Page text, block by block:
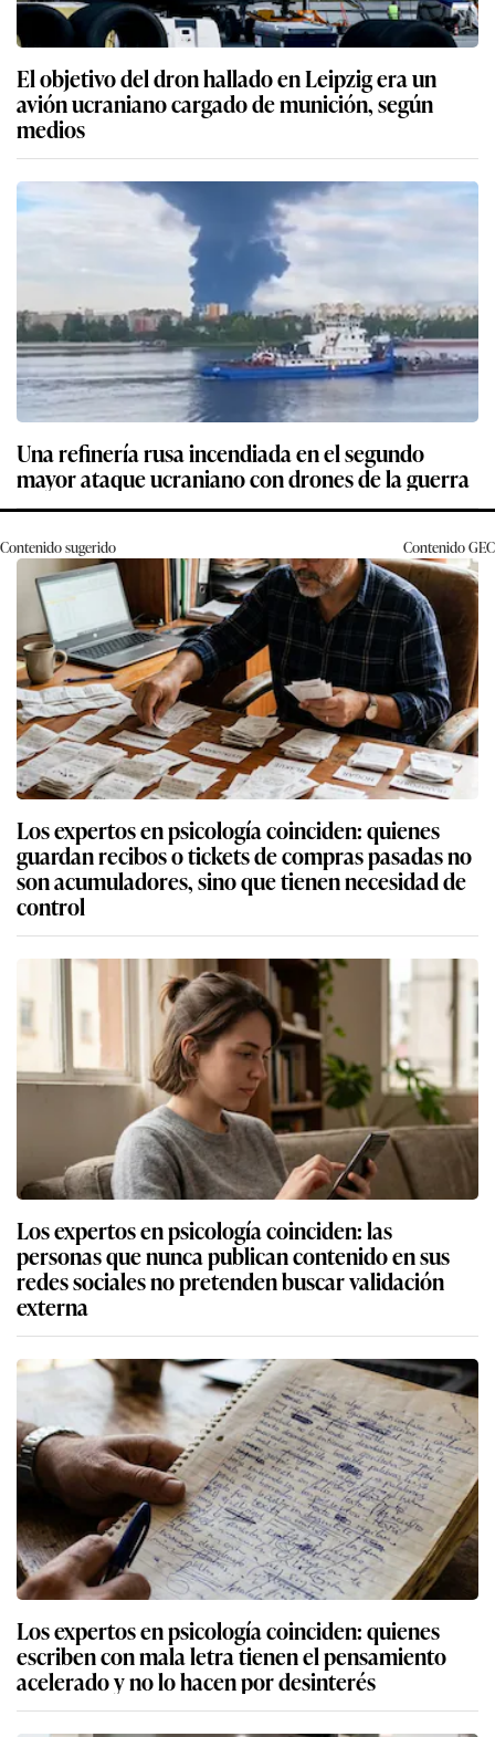
El objetivo del dron hallado en Leipzig era un
avión ucraniano cargado de munición, según
medios
Una refinería rusa incendiada en el segundo
mayor ataque ucraniano con drones de la guerra
Contenido sugerido ContenidoGEC
Los expertos en psicología coinciden: quienes
guardan recibos o tickets de compras pasadas no
son acumuladores, sino que tienen necesidad de
control
Los expertos en psicología coinciden: las
personas que nunca publican contenido en sus
redes sociales no pretenden buscar validación
externa
Los expertos en psicología coinciden: quienes
escriben con mala letra tienen el pensamiento
acelerado y no lo hacen por desinterés